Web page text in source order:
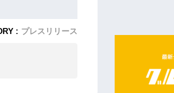
: プレスリリース